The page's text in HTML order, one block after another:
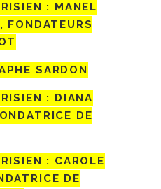
: MANEL
FONDATEURS
SARDON
: DIANA
DE
: CAROLE
DE